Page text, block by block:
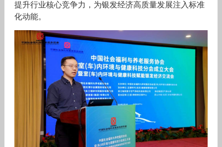
提升行业核心竞争力，为银发经济高质量发展注入标准
化动能。